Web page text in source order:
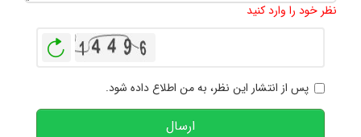
نظر خود را وارد کنید
پس از انتشار این نظر، به من اطلاع داده شود.
ارسال